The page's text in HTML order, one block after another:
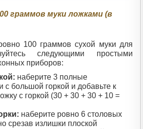
граммов муки ложками (в
100 граммов сухой муки для
следующими простыми
приборов:
наберите 3 полные
с большой горкой и добавьте к
с горкой (30 + 30 + 30 + 10 =
наберите ровно 6 столовых
срезав излишки плоской